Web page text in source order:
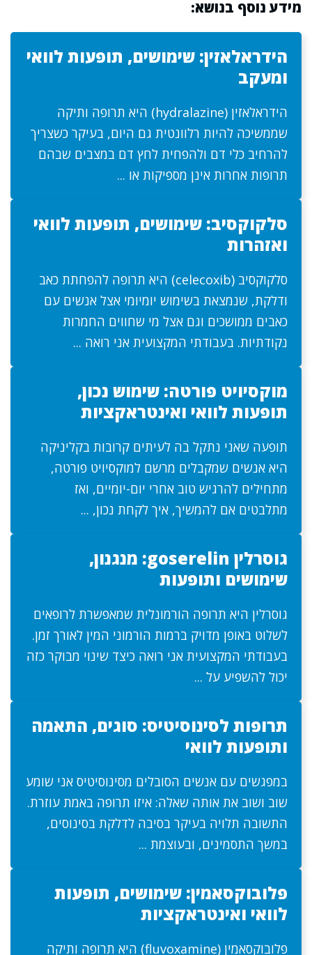
מידע נוסף בנושא:
הידראלאזין: שימושים, תופעות לוואי
ומעקב
הידראלאזין (hydralazine) היא תרופה ותיקה
שממשיכה להיות רלוונטית גם היום, בעיקר כשצריך
להרחיב כלי דם ולהפחית לחץ דם במצבים שבהם
תרופות אחרות אינן מספיקות או ...
סלקוקסיב: שימושים, תופעות לוואי
ואזהרות
סלקוקסיב (celecoxib) היא תרופה להפחתת כאב
ודלקת, שנמצאת בשימוש יומיומי אצל אנשים עם
כאבים ממושכים וגם אצל מי שחווים החמרות
נקודתיות. בעבודתי המקצועית אני רואה ...
מוקסיויט פורטה: שימוש נכון,
תופעות לוואי ואינטראקציות
תופעה שאני נתקל בה לעיתים קרובות בקליניקה
היא אנשים שמקבלים מרשם למוקסיויט פורטה,
מתחילים להרגיש טוב אחרי יום-יומיים, ואז
מתלבטים אם להמשיך, איך לקחת נכון, ...
גוסרלין goserelin: מנגנון,
שימושים ותופעות
גוסרלין היא תרופה הורמונלית שמאפשרת לרופאים
לשלוט באופן מדויק ברמות הורמוני המין לאורך זמן.
בעבודתי המקצועית אני רואה כיצד שינוי מבוקר כזה
יכול להשפיע על ...
תרופות לסינוסיטיס: סוגים, התאמה
ותופעות לוואי
במפגשים עם אנשים הסובלים מסינוסיטיס אני שומע
שוב ושוב את אותה שאלה: איזו תרופה באמת עוזרת.
התשובה תלויה בעיקר בסיבה לדלקת בסינוסים,
במשך התסמינים, ובעוצמת ...
פלובוקסאמין: שימושים, תופעות
לוואי ואינטראקציות
פלובוקסאמין (fluvoxamine) היא תרופה ותיקה